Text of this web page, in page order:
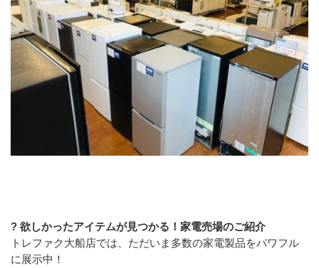
? 欲しかったアイテムが見つかる！家電売場のご紹介
トレファク大船店では、ただいま多数の家電製品をパワフル
に展示中！